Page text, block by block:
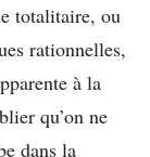
totalitaire, ou
rationnelles,
à la
qu’on ne
dans la